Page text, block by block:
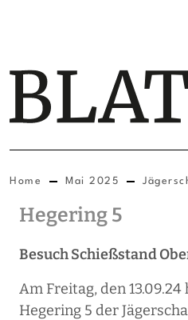
Home Mai 2025
Hegering 5
Besuch Schießstand
Am Freitag, den
Hegering 5 der